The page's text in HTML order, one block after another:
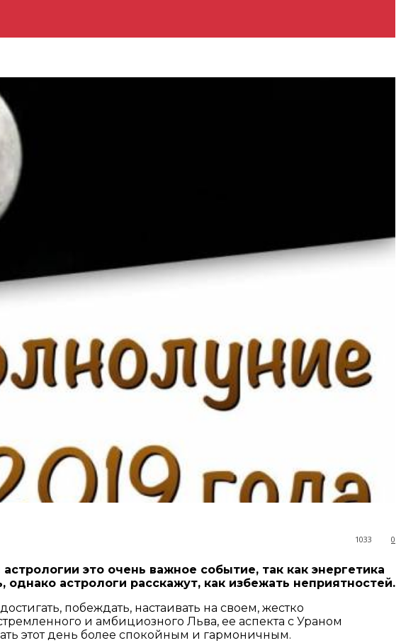
0
1033
это очень важное событие, так как энергетика
астрологи расскажут, как избежать неприятностей.
побеждать, настаивать на своем, жестко
и амбициозного Льва, ее аспекта с Ураном
этот день более спокойным и гармоничным.